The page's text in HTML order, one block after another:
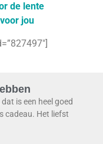
de lente
jou
is een heel goed
cadeau. Het liefst